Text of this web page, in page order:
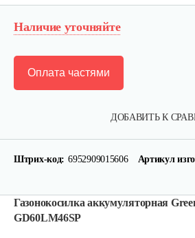
Наличие уточняйте
ДОБАВИТЬ К
Оплата частями
Штрих-код: 6952909015606 Артикул
Газонокосилка аккумуляторная
GD60LM46SP